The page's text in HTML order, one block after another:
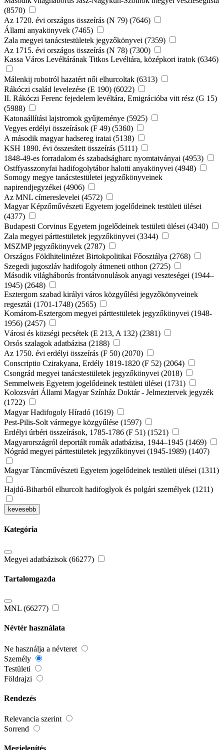
(8570)
Az 1720. évi országos összeírás (N 79) (7646)
Állami anyakönyvek (7465)
Zala megyei tanácstestületek jegyzőkönyvei (7359)
Az 1715. évi országos összeírás (N 78) (7300)
Kassa Város Levéltárának Titkos Levéltára, középkori iratok (6346)
Málenkij robotról hazatért női elhurcoltak (6313)
Rákóczi család levelezése (E 190) (6022)
II. Rákóczi Ferenc fejedelem levéltára, Emigrációba vitt rész (G 15)
(5988)
Katonaállítási lajstromok gyűjteménye (5925)
Vegyes erdélyi összeírások (F 49) (5360)
A második magyar hadsereg iratai (5138)
KSH 1890. évi összesített összeírás (5111)
1848-49-es forradalom és szabadságharc nyomtatványai (4953)
Ostffyasszonyfai hadifogolytábor halotti anyakönyvei (4948)
Somogy megye tanácstestületei jegyzőkönyveinek
napirendjegyzékei (4906)
Az MNL címereslevelei (4572)
Magyar Képzőművészeti Egyetem jogelődeinek testületi ülései
(4377)
Budapesti Corvinus Egyetem jogelődeinek testületi ülései (4340)
Zala megyei párttestületek jegyzőkönyvei (3344)
MSZMP jegyzőkönyvek (2787)
Országos Földhitelintézet Birtokpolitikai Főosztálya (2768)
Szegedi jugoszláv hadifogoly átmeneti otthon (2725)
Második világháborús frontátvonulások anyagi veszteségei (1944–
1945) (2648)
Esztergom szabad királyi város közgyűlési jegyzőkönyveinek
regesztái (1701-1748) (2565)
Komárom-Esztergom megyei párttestületek jegyzőkönyvei (1948-
1956) (2457)
Városi és községi pecsétek (E 213, A 132) (2381)
Orsós szalagok adatbázisa (2188)
Az 1750. évi erdélyi összeírás (F 50) (2070)
Conscriptio Czirakyana, Erdély 1819-1820 (F 52) (2064)
Csongrád megyei tanácstestületek jegyzőkönyvei (2018)
Semmelweis Egyetem jogelődeinek testületi ülései (1731)
Kolozsvári Állami Magyar Színház Doktár - Jelmeztervek jegyzék
(1722)
Magyar Hadifogoly Híradó (1619)
Pest-Pilis-Solt vármegye közgyűlése (1597)
Erdélyi úrbéri összeírások, 1785-1786 (F 51) (1521)
Magyarországról deportált romák adatbázisa, 1944–1945 (1469)
Nógrád megyei párttestületek jegyzőkönyvei (1945-1989) (1407)
Magyar Táncművészeti Egyetem jogelődeinek testületi ülései (1311)
Hajdú-Biharból elhurcolt hadifoglyok és polgári személyek (1211)
kevesebb
Kategória
Megyei adatbázisok (66277)
Tartalomgazda
MNL (66277)
Névtér használata
Ne használja a névteret
Személy
Testületi
Földrajzi
Rendezés
Relevancia szerint
Sorrend